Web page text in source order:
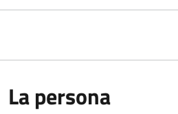
La persona